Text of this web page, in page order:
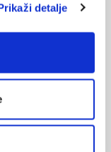
detalje
i
se više temelji na
terapije ključni
rizika od